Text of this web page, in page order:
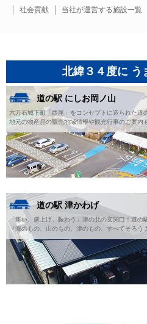
社会貢献
当社が運営する施設一覧
北緯３４度に う
道の駅 にしお岡ノ山
六万石城下町「西尾」をコンセプトに造られた道
地元の物産品の販売地域情報や観光行事のご案内
道の駅 津かわげ
「集い、盛上げ、賑わう」津の北の玄関口！道の
『海のもの、山のもの、津のもの、すべてそろう